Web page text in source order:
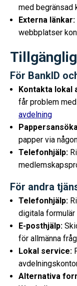
med begränsad
Externa länkar:
webbplatser
För BankID
Kontakta lokal
får problem
avdelning
papper via
Telefonhjälp:
För andra
Telefonhjälp:
digitala
E-posthjälp:
för allmänna
Lokal service:
Alternativa